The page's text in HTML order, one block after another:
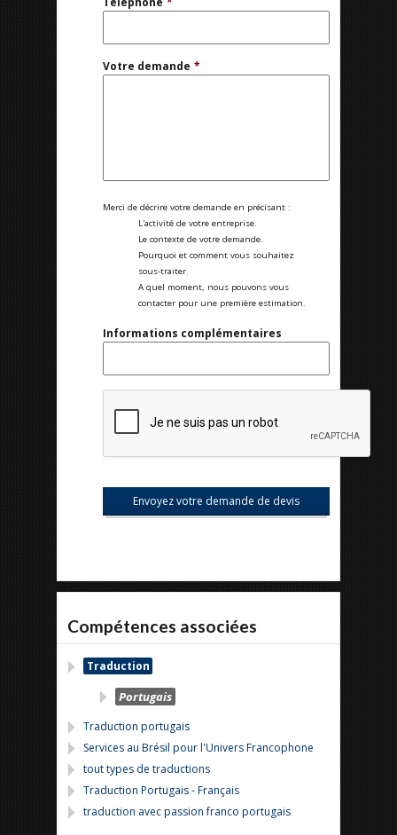
Votre demande *
Merci de décrire votre demande en précisant :
L'activité de votre entreprise.
Le contexte de votre demande.
Pourquoi et comment vous souhaitez
sous-traiter.
A quel moment, nous pouvons vous
contacter pour une première estimation.
Informations complémentaires
Compétences associées
Traduction
Portugais
Traduction portugais
Services au Brésil pour l'Univers Francophone
tout types de traductions
Traduction Portugais - Français
traduction avec passion franco portugais